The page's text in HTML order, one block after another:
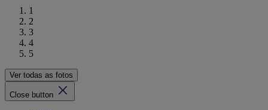
1
2
3
4
5
Ver todas as fotos
Close button